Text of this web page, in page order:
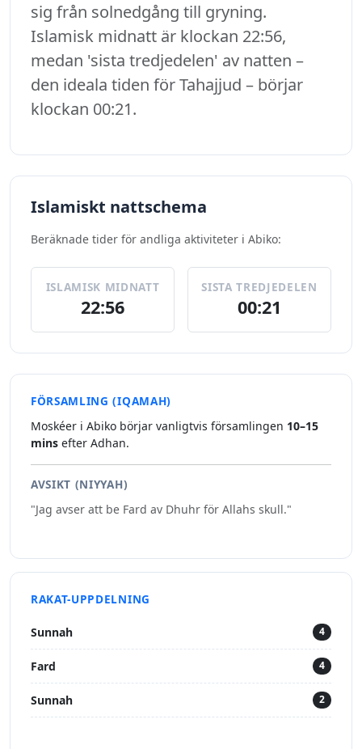
sig från solnedgång till gryning.
Islamisk midnatt är klockan 22:56,
medan 'sista tredjedelen' av natten –
den ideala tiden för Tahajjud – börjar
klockan 00:21.
Islamiskt nattschema
Beräknade tider för andliga aktiviteter i Abiko:
ISLAMISK MIDNATT
22:56
SISTA TREDJEDELEN
00:21
FÖRSAMLING (IQAMAH)
Moskéer i Abiko börjar vanligtvis församlingen 10–15
mins efter Adhan.
AVSIKT (NIYYAH)
"Jag avser att be Fard av Dhuhr för Allahs skull."
RAKAT-UPPDELNING
Sunnah 4
Fard 4
Sunnah 2